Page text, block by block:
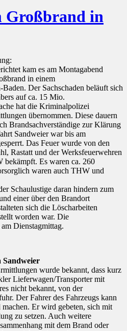
Großbrand in
kam es am Montagabend
in einem
Der Sachschaden beläuft sich
auf ca. 15 Mio.
hat die Kriminalpolizei
übernommen. Diese dauern
Brandsachverständige zur Klärung
Sandweier war bis am
Das Feuer wurde von den
Rastatt und der Werksfeuerwehren
bekämpft. Es waren ca. 260
waren auch THW und
Schaulustige daran hindern zum
einer über den Brandort
sich die Löscharbeiten
worden war. Die
Dienstagmittag.
wurde bekannt, dass kurz
Lieferwagen/Transporter mit
nicht bekannt, von der
Der Fahrer des Fahrzeugs kann
Er wird gebeten, sich mit
zu setzen. Auch weitere
mit dem Brand oder